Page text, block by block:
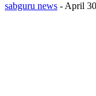
sabguru news - April